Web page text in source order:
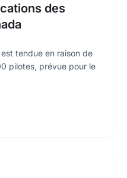
des
tendue en raison de
pilotes, prévue pour le